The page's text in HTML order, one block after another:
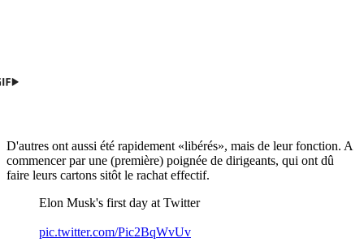
D'autres ont aussi été rapidement «libérés», mais de leur fonction. A
commencer par une (première) poignée de dirigeants, qui ont dû
faire leurs cartons sitôt le rachat effectif.
Elon Musk's first day at Twitter
pic.twitter.com/Pic2BqWvUv